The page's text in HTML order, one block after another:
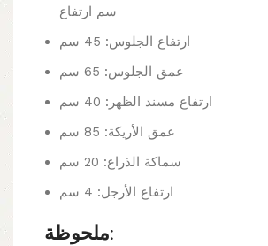
سم ارتفاع
ارتفاع الجلوس: 45 سم
عمق الجلوس: 65 سم
ارتفاع مسند الظهر: 40 سم
عمق الأريكة: 85 سم
سماكة الذراع: 20 سم
ارتفاع الأرجل: 4 سم
ملحوظة: